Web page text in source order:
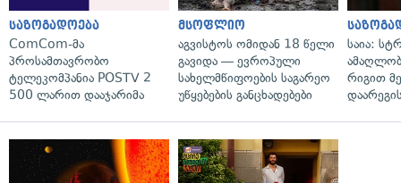
საზოგადოება
ComCom-მა
პროსამთავრობო
ტელეკომპანია POSTV 2
500 ლარით დააჯარიმა
მსოფლიო
აგვისტოს ომიდან 18 წელი
გავიდა — ევროპული
სახელმწიფოების საგარეო
უწყებების განცხადებები
საია:
რიგით